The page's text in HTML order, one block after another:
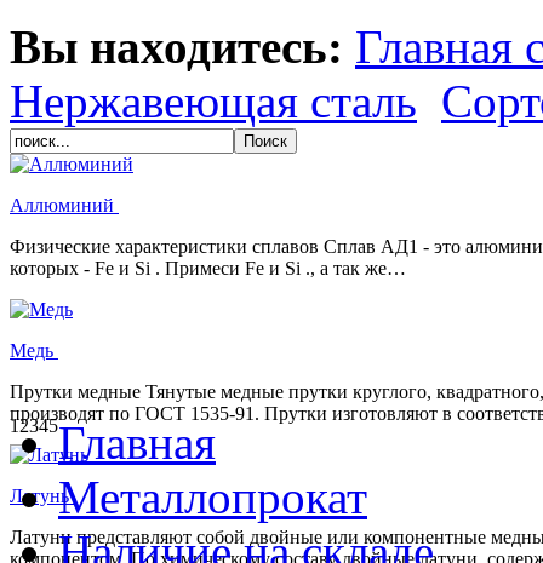
Вы находитесь: Главная
Нержавеющая сталь
Аллюминий
Физические характеристики сплавов Сплав АД1 - это
которых - Fe и Si . Примеси Fe и Si ., а так же…
Медь
Прутки медные Тянутые медные прутки круглого,
производят по ГОСТ 1535-91. Прутки изготовляют в
Латунь
Латуни представляют собой двойные или компонентные
компонентом. По химическому составу двойные латуни,
12345Главная
Металлопрокат
Наличие на складе